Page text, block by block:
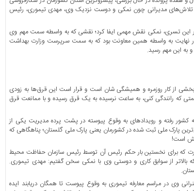
که نتیجه تلاش‌های مدیرانی چون نمکی و دوست نزدیک وی، مهدی تیموری، رئیس
تسری، نمکی نقش مهمی ایفا کرد؛ نقشی که به واسطه سمت مهم وی
نهایت به واسطه همین معاونت بود که به سمت سرپرست وزارت بهداشت
به این مهم رسید.
از کار روزمره و همیشگی شان است و قرار است این قرق‌ها به زودی
که رانندگی کنی، به ساعت نرسیده به یک قرق رسیده و با ممانعت قرق
کشور رفته و رویداد‌های به وقوع پیوسته در پشت پرده مدیریت یکی از
پارک ملی ثبت شده در کشورمان یعنی پارک ملی گلستان؛ پناهگاهی که
است!
که برای نخستین بار حکم رئیس آن توسط رئیس سازمان حفاظت محیط
از سوابق کاری و دوستی وی با نمکی سخن گفتیم: مهدی تیموری.
وی در مراسم معارفه تیموری به وقوع پیوست تا همگان دریابند ایده